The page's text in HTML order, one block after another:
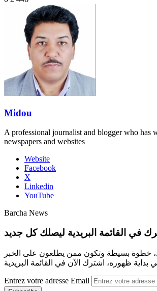
Midou
A professional journalist and blogger who has
newspapers and websites
Website
Facebook
X
Linkedin
YouTube
Barcha News
في القائمة البريدية ليصلك كل جديد
خطوة بسيطة وتكون ممن يطلعون على الخبر
بداية ظهوره، اشترك الآن في القائمة البريدية
Entrez votre adresse Email